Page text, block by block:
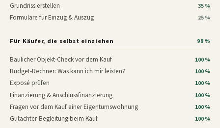
Grundriss erstellen 35 %
Formulare für Einzug & Auszug 25 %
Für Käufer, die selbst einziehen 99 %
Baulicher Objekt-Check vor dem Kauf 100 %
Budget-Rechner: Was kann ich mir leisten? 100 %
Exposé prüfen 100 %
Finanzierung & Anschlussfinanzierung 100 %
Fragen vor dem Kauf einer Eigentumswohnung 100 %
Gutachter-Begleitung beim Kauf 100 %